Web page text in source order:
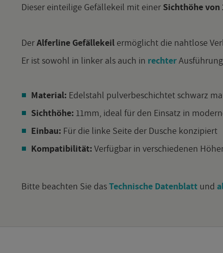
Die­ser ein­tei­li­ge Ge­fäl­le­keil mit einer Sicht­hö­he von
DerAl­fer­li­ne Ge­fäl­le­keil er­mög­licht die naht­lo­se
Er ist so­wohl in lin­ker als auch in rech­ter
Ma­te­ri­al: Edel­stahl pul­ver­be­schich­tet schwarz
Sicht­hö­he: 11mm, ideal für den Ein­satz in
Ein­bau: Für die linke Seite der Du­sche kon­zi­piert
Kom­pa­ti­bi­li­tät: Ver­füg­bar in ver­schie­de­nen
Bitte be­ach­ten Sie dasTech­ni­sche Da­ten­blatt und